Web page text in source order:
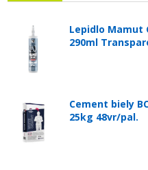
Lepidlo Mamut
290ml
Cement biely
25kg 48vr/pal.